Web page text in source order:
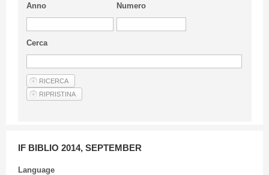
Guideline
Privacy & Policy
Articles
Anno Numero
Cerca
IF BIBLIO 2014, SEPTEMBER
Language